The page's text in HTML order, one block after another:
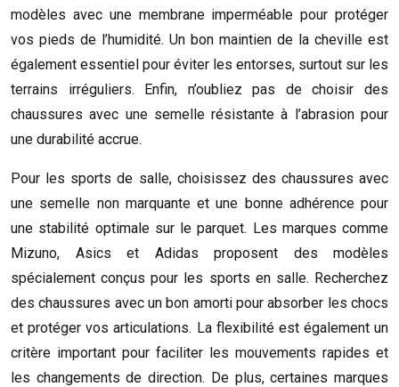
modèles avec une membrane imperméable pour protéger
vos pieds de l’humidité. Un bon maintien de la cheville est
également essentiel pour éviter les entorses, surtout sur les
terrains irréguliers. Enfin, n’oubliez pas de choisir des
chaussures avec une semelle résistante à l’abrasion pour
une durabilité accrue.
Pour les sports de salle, choisissez des chaussures avec
une semelle non marquante et une bonne adhérence pour
une stabilité optimale sur le parquet. Les marques comme
Mizuno, Asics et Adidas proposent des modèles
spécialement conçus pour les sports en salle. Recherchez
des chaussures avec un bon amorti pour absorber les chocs
et protéger vos articulations. La flexibilité est également un
critère important pour faciliter les mouvements rapides et
les changements de direction. De plus, certaines marques